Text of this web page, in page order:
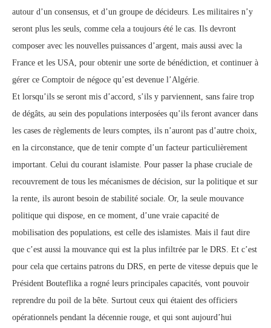
autour d’un consensus, et d’un groupe de décideurs. Les militaires n’y
seront plus les seuls, comme cela a toujours été le cas. Ils devront
composer avec les nouvelles puissances d’argent, mais aussi avec la
France et les USA, pour obtenir une sorte de bénédiction, et continuer à
gérer ce Comptoir de négoce qu’est devenue l’Algérie.
Et lorsqu’ils se seront mis d’accord, s’ils y parviennent, sans faire trop
de dégâts, au sein des populations interposées qu’ils feront avancer dans
les cases de règlements de leurs comptes, ils n’auront pas d’autre choix,
en la circonstance, que de tenir compte d’un facteur particulièrement
important. Celui du courant islamiste. Pour passer la phase cruciale de
recouvrement de tous les mécanismes de décision, sur la politique et sur
la rente, ils auront besoin de stabilité sociale. Or, la seule mouvance
politique qui dispose, en ce moment, d’une vraie capacité de
mobilisation des populations, est celle des islamistes. Mais il faut dire
que c’est aussi la mouvance qui est la plus infiltrée par le DRS. Et c’est
pour cela que certains patrons du DRS, en perte de vitesse depuis que le
Président Bouteflika a rogné leurs principales capacités, vont pouvoir
reprendre du poil de la bête. Surtout ceux qui étaient des officiers
opérationnels pendant la décennie rouge, et qui sont aujourd’hui